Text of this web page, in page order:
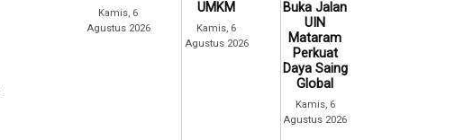
Kamis, 6
Agustus 2026
UMKM
Kamis, 6
Agustus 2026
Buka Jalan
UIN
Mataram
Perkuat
Daya Saing
Global
Kamis, 6
Agustus 2026